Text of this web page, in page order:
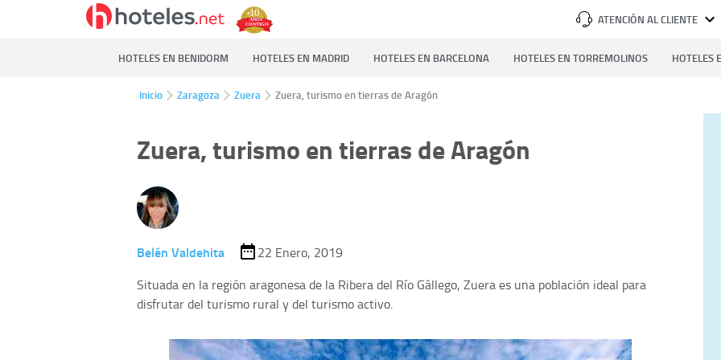
ATENCIÓN AL CLIENTE
HOTELES EN BENIDORM HOTELES EN MADRID HOTELES EN BARCELONA HOTELES EN TORREMOLINOS HOTELES
Inicio Zaragoza Zuera Zuera, turismo en tierras de Aragón
Zuera, turismo en tierras de Aragón
Belén Valdehita
22 Enero, 2019
Situada en la región aragonesa de la Ribera del Río Gállego, Zuera es una población ideal para
disfrutar del turismo rural y del turismo activo.